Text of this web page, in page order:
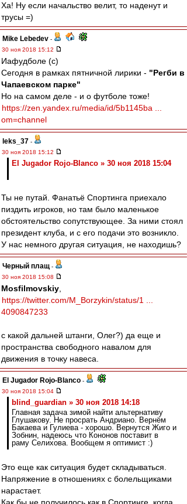
Ха! Ну если начальство велит, то наденут и
трусы =)
Mike Lebedev -
30 ноя 2018 15:12
Иафудболе (с)
Сегодня в рамках пятничной лирики - "Регби в
Чапаевском парке"
Но на самом деле - и о футболе тоже!
https://zen.yandex.ru/media/id/5b1145ba ...
om=channel
leks_37 -
30 ноя 2018 15:12
El Jugador Rojo-Blanco » 30 ноя 2018 15:04
Ты не путай. Фанатьё Спортинга приехало
пиздить игроков, но там было маленькое
обстоятельство сопутствующее. За ними стоял
президент клуба, и с его подачи это возникло.
У нас немного другая ситуация, не находишь?
Черный плащ -
30 ноя 2018 15:08
Mosfilmovskiy
https://twitter.com/M_Borzykin/status/1 ...
4090847233
с какой дальней штанги, Олег?) да еще и
пространства свободного навалом для
движения в точку навеса.
El Jugador Rojo-Blanco -
30 ноя 2018 15:04
blind_guardian » 30 ноя 2018 14:18
Главная задача зимой найти альтернативу
Глушакову. Не просрать Андриано. Вернём
Бакаева и Гулиева - хорошо. Вернутся Жиго и
Зобнин, надеюсь что Кононов поставит в
раму Селихова. Вообщем я оптимист :)
Это еще как ситуация будет складываться.
Напряжение в отношениях с болельщиками
нарастает.